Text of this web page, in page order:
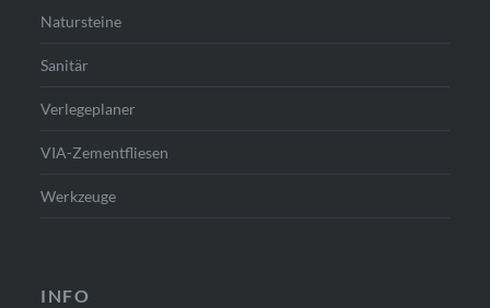
Natursteine
Sanitär
Verlegeplaner
VIA-Zementfliesen
Werkzeuge
INFO